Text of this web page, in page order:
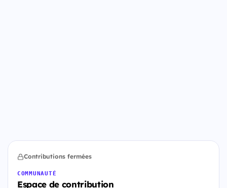
Contributions fermées
COMMUNAUTÉ
Espace de contribution